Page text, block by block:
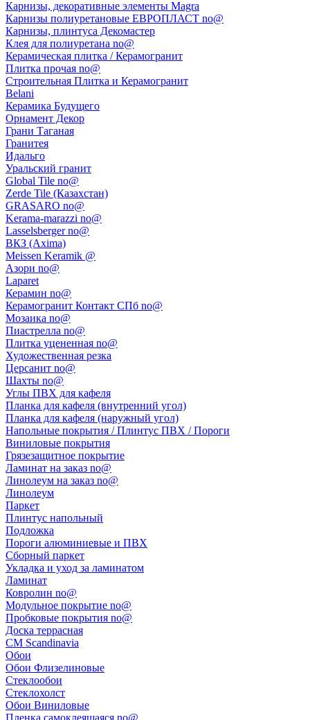
Карнизы, декоративные элементы Magra
Карнизы полиуретановые ЕВРОПЛАСТ no@
Карнизы, плинтуса Декомастер
Клея для полиуретана no@
Керамическая плитка / Керамогранит
Плитка прочая no@
Строительная Плитка и Керамогранит
Belani
Керамика Будущего
Орнамент Декор
Грани Таганая
Гранитея
Идальго
Уральский гранит
Global Tile no@
Zerde Tile (Казахстан)
GRASARO no@
Kerama-marazzi no@
Lasselsberger no@
ВКЗ (Axima)
Meissen Keramik @
Азори no@
Laparet
Керамин no@
Керамогранит Контакт СПб no@
Мозаика no@
Пиастрелла no@
Плитка уцененная no@
Художественная резка
Церсанит no@
Шахты no@
Углы ПВХ для кафеля
Планка для кафеля (внутренний угол)
Планка для кафеля (наружный угол)
Напольные покрытия / Плинтус ПВХ / Пороги
Виниловые покрытия
Грязезащитное покрытие
Ламинат на заказ no@
Линолеум на заказ no@
Линолеум
Паркет
Плинтус напольный
Подложка
Пороги алюминиевые и ПВХ
Сборный паркет
Укладка и уход за ламинатом
Ламинат
Ковролин no@
Модульное покрытие no@
Пробковые покрытия no@
Доска террасная
CM Scandinavia
Обои
Обои Флизелиновые
Стеклообои
Стеклохолст
Обои Виниловые
Пленка самоклеящаяся no@